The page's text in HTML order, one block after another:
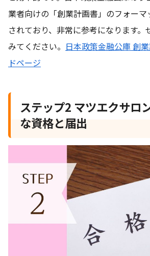
業者向けの「創業計画書」のフォー
されており、非常に参考になります。
みてください。 日本政策金融公庫 創
ドページ
ステップ2 マツエクサロ
な資格と届出